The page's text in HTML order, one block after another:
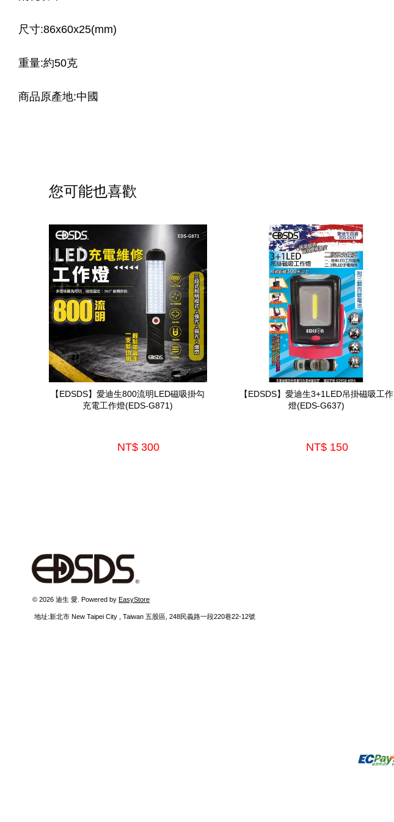
尺寸:86x60x25(mm)
重量:約50克
商品原產地:中國
您可能也喜歡
【EDSDS】愛迪生800流明LED磁吸掛勾
充電工作燈(EDS-G871)
NT$ 300
【EDSDS】愛迪生3+1LED吊掛磁吸工作
燈(EDS-G637)
NT$ 150
© 2026 迪生 愛. Powered by EasyStore
  地址:新北市 New Taipei City , Taiwan 五股區, 248民義路一段220巷22-12號